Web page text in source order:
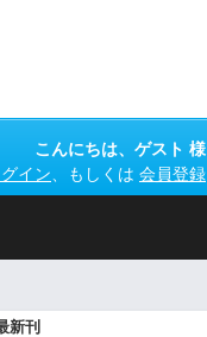
こんにちは、ゲスト 様
イン 、もしくは 会員登録
新刊